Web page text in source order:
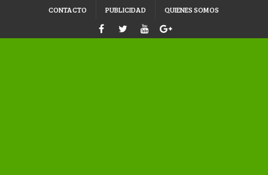
CONTACTO PUBLICIDAD QUIENES SOMOS